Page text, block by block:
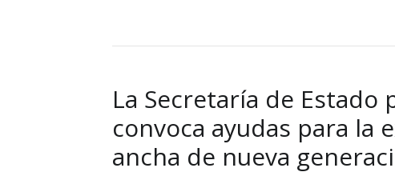
La Secretaría de Estado
convoca ayudas para la
ancha de nueva